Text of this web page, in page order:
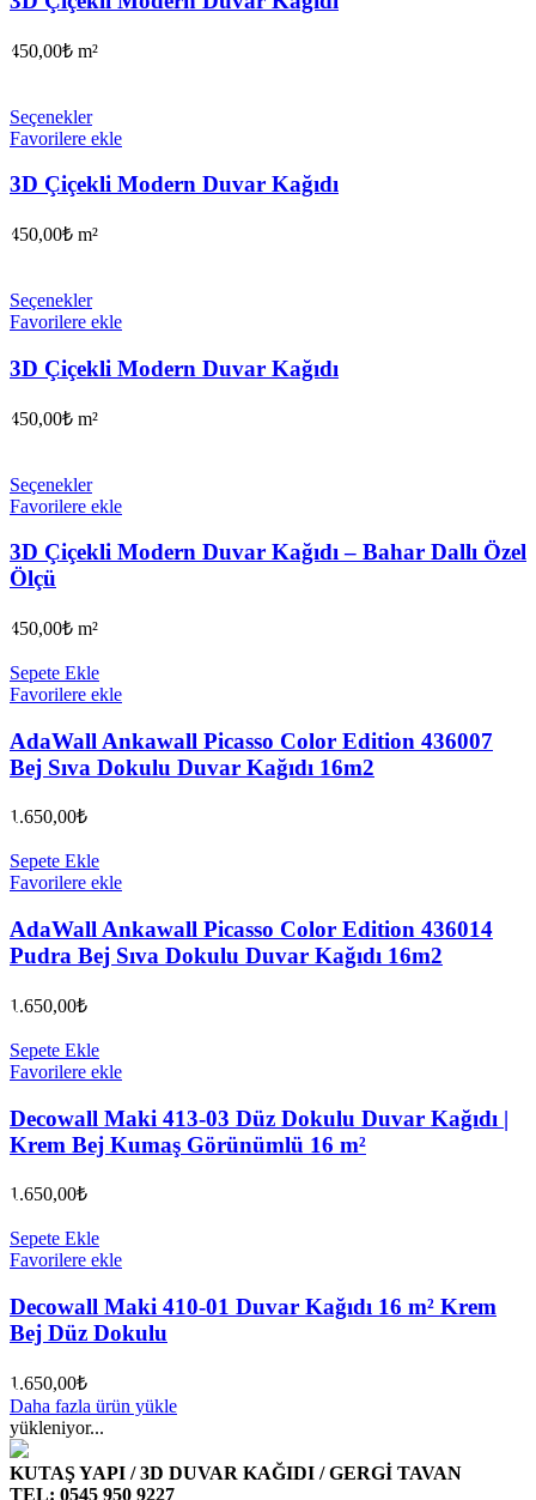
450,00₺ m²
Seçenekler
Favorilere ekle
3D Çiçekli Modern Duvar Kağıdı
450,00₺ m²
Seçenekler
Favorilere ekle
3D Çiçekli Modern Duvar Kağıdı
450,00₺ m²
Seçenekler
Favorilere ekle
3D Çiçekli Modern Duvar Kağıdı – Bahar Dallı Özel
Ölçü
450,00₺ m²
Sepete Ekle
Favorilere ekle
AdaWall Ankawall Picasso Color Edition 436007
Bej Sıva Dokulu Duvar Kağıdı 16m2
1.650,00₺
Sepete Ekle
Favorilere ekle
AdaWall Ankawall Picasso Color Edition 436014
Pudra Bej Sıva Dokulu Duvar Kağıdı 16m2
1.650,00₺
Sepete Ekle
Favorilere ekle
Decowall Maki 413-03 Düz Dokulu Duvar Kağıdı |
Krem Bej Kumaş Görünümlü 16 m²
1.650,00₺
Sepete Ekle
Favorilere ekle
Decowall Maki 410-01 Duvar Kağıdı 16 m² Krem
Bej Düz Dokulu
1.650,00₺
Daha fazla ürün yükle
yükleniyor...
KUTAŞ YAPI / 3D DUVAR KAĞIDI / GERGİ TAVAN
TEL: 0545 950 9227